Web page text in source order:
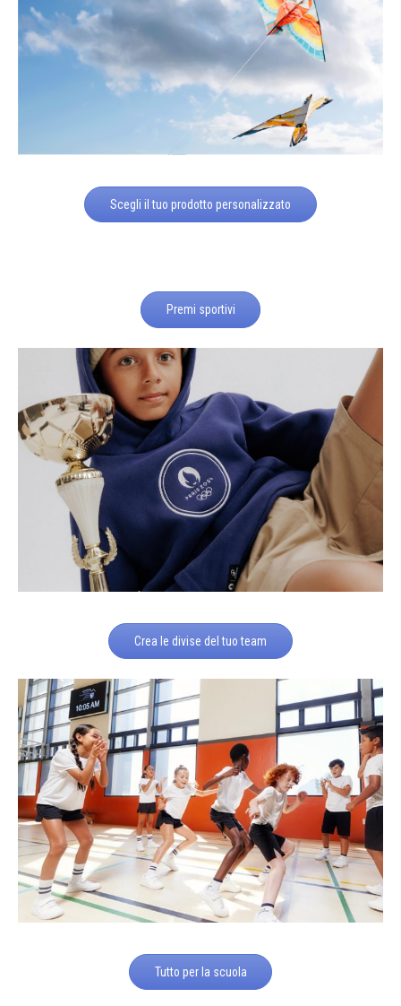
Scegli il tuo prodotto personalizzato
Premi sportivi
Crea le divise del tuo team
Tutto per la scuola